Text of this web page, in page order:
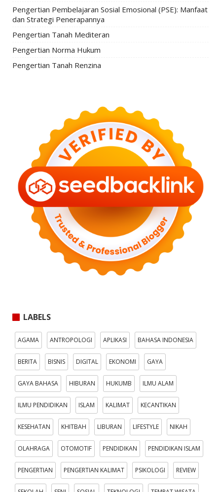
Pengertian Pembelajaran Sosial Emosional (PSE): Manfaat
dan Strategi Penerapannya
Pengertian Tanah Mediteran
Pengertian Norma Hukum
Pengertian Tanah Renzina
LABELS
AGAMA ANTROPOLOGI APLIKASI BAHASA INDONESIA
BERITA BISNIS DIGITAL EKONOMI GAYA
GAYA BAHASA HIBURAN HUKUMB ILMU ALAM
ILMU PENDIDIKAN ISLAM KALIMAT KECANTIKAN
KESEHATAN KHITBAH LIBURAN LIFESTYLE NIKAH
OLAHRAGA OTOMOTIF PENDIDIKAN PENDIDIKAN ISLAM
PENGERTIAN PENGERTIAN KALIMAT PSIKOLOGI REVIEW